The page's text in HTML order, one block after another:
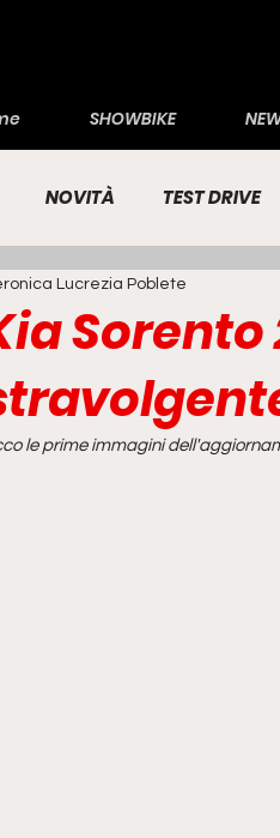
SHOWBIKE
NOVITÀ TEST DRIVE
MOTO ECONOMIA
Lucrezia Poblete
le prime immagini